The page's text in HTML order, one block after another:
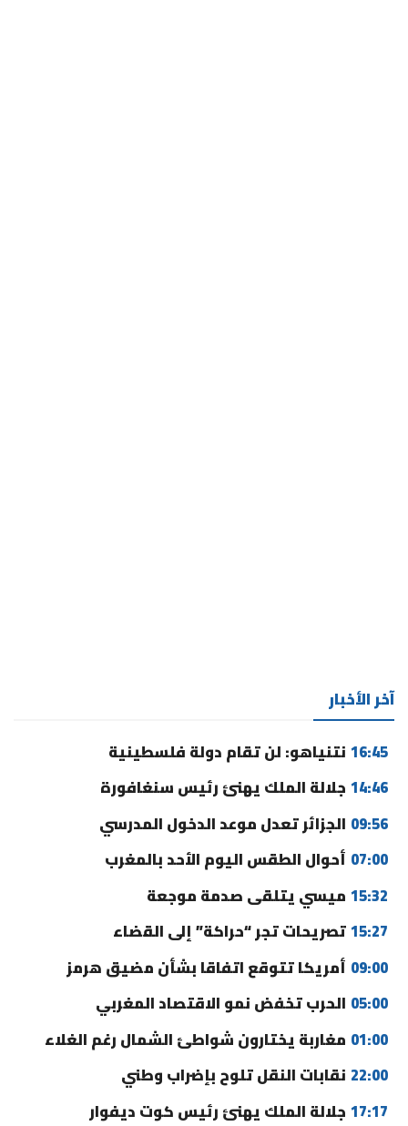
آخر الأخبار
16:45 نتنياهو: لن تقام دولة فلسطينية
14:46 جلالة الملك يهنئ رئيس سنغافورة
09:56 الجزائر تعدل موعد الدخول المدرسي
07:00 أحوال الطقس اليوم الأحد بالمغرب
15:32 ميسي يتلقى صدمة موجعة
15:27تصريحات تجر “حراكة” إلى القضاء
09:00 أمريكا تتوقع اتفاقا بشأن مضيق هرمز
05:00 الحرب تخفض نمو الاقتصاد المغربي
01:00 مغاربة يختارون شواطئ الشمال رغم الغلاء
22:00 نقابات النقل تلوح بإضراب وطني
17:17 جلالة الملك يهنئ رئيس كوت ديفوار